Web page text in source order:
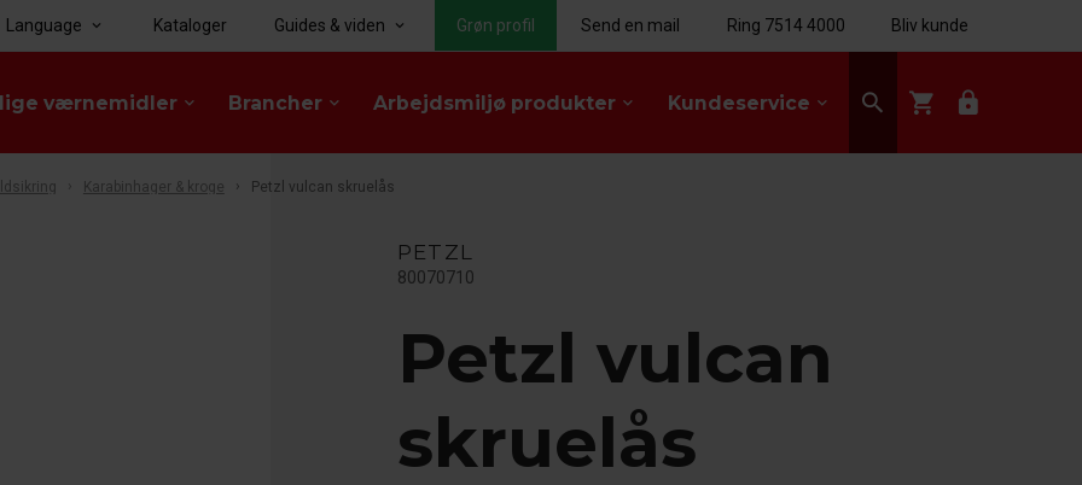
værnemidler keyboard_arrow_down Brancher keyboard_arrow_down Arbejdsmiljø produkter keyboard_arrow_down Kundeservice keyboard_arrow_down search shopping_cart lock
Language keyboard_arrow_down Kataloger Guides & viden keyboard_arrow_down Grøn profil Send en mail Ring 7514 4000 Bliv kunde
Karabinhager & kroge Petzl vulcan skruelås
PETZL
80070710
Petzl vulcan
skruelås